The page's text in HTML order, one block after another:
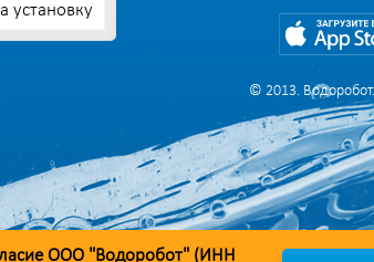
установку
© 2013.
ООО "Водоробот" (ИНН